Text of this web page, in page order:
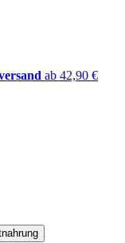
ab 42,90 €